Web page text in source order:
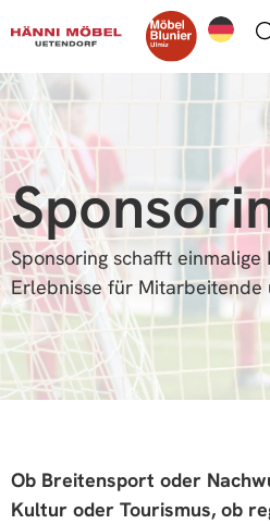
Sponsoring schafft einmalige
Erlebnisse für Mitarbeitende
Ob Breitensport oder
Kultur oder Tourismus, ob